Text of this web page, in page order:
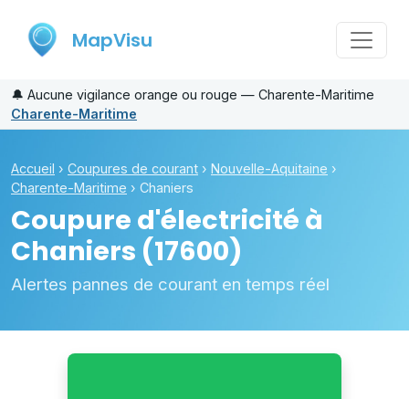
MapVisu
🔔 Aucune vigilance orange ou rouge — Charente-Maritime
Charente-Maritime
Accueil › Coupures de courant › Nouvelle-Aquitaine ›
Charente-Maritime › Chaniers
Coupure d'électricité à
Chaniers (17600)
Alertes pannes de courant en temps réel